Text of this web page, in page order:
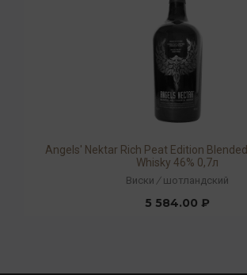
Angels' Nektar Rich Peat Edition
Whisky 46% 0,7л
Виски / шотландский
5 584.00 ₽